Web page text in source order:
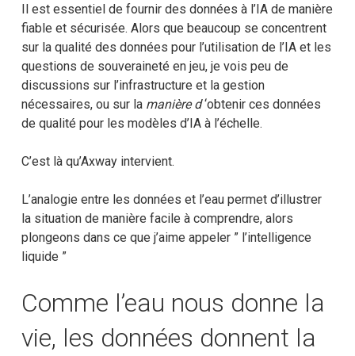
Il est essentiel de fournir des données à l’IA de manière
fiable et sécurisée. Alors que beaucoup se concentrent
sur la qualité des données pour l’utilisation de l’IA et les
questions de souveraineté en jeu, je vois peu de
discussions sur l’infrastructure et la gestion
nécessaires, ou sur la manière d‘obtenir ces données
de qualité pour les modèles d’IA à l’échelle.
C’est là qu’Axway intervient.
L’analogie entre les données et l’eau permet d’illustrer
la situation de manière facile à comprendre, alors
plongeons dans ce que j’aime appeler ” l’intelligence
liquide ”
Comme l’eau nous donne la
vie, les données donnent la